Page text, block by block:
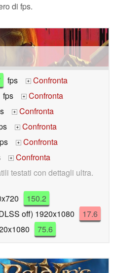
di fps.
fps +
Confronta
fps +
Confronta
+
Confronta
+
Confronta
+
Confronta
+
Confronta
testati con dettagli ultra.
150.2
off) 1920x1080
17.6
75.6